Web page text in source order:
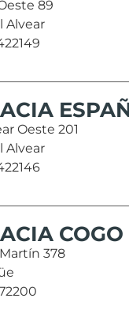
89
Alvear
Oeste 201
Alvear
COGO
378